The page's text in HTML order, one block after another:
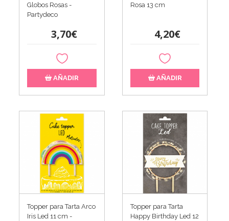
Globos Rosas -
Partydeco
3,70€
AÑADIR
Rosa 13 cm
4,20€
AÑADIR
Topper para Tarta Arco
Iris Led 11 cm -
Topper para Tarta
Happy Birthday Led 12